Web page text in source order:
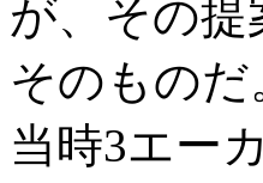
が、その
そのものだ
当時3エー